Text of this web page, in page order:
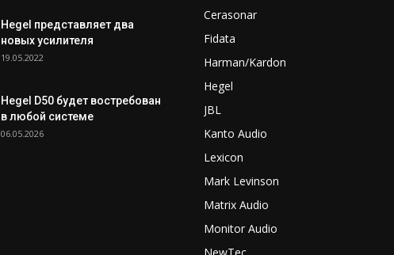
Hegel представляет два
новых усилителя
19.05.2022
Hegel D50 будет востребован
в любой системе
06.05.2026
Cerasonar
Fidata
Harman/Kardon
Hegel
JBL
Kanto Audio
Lexicon
Mark Levinson
Matrix Audio
Monitor Audio
NewTec